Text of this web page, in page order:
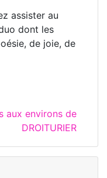
assister au
dont les
de joie, de
aux environs de
DROITURIER